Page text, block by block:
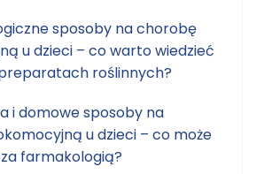
sposoby na chorobę
u dzieci – co warto wiedzieć
roślinnych?
i domowe sposoby na
u dzieci – co może
farmakologią?